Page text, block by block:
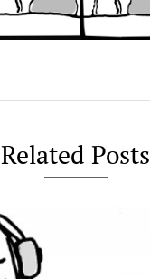
Related Posts